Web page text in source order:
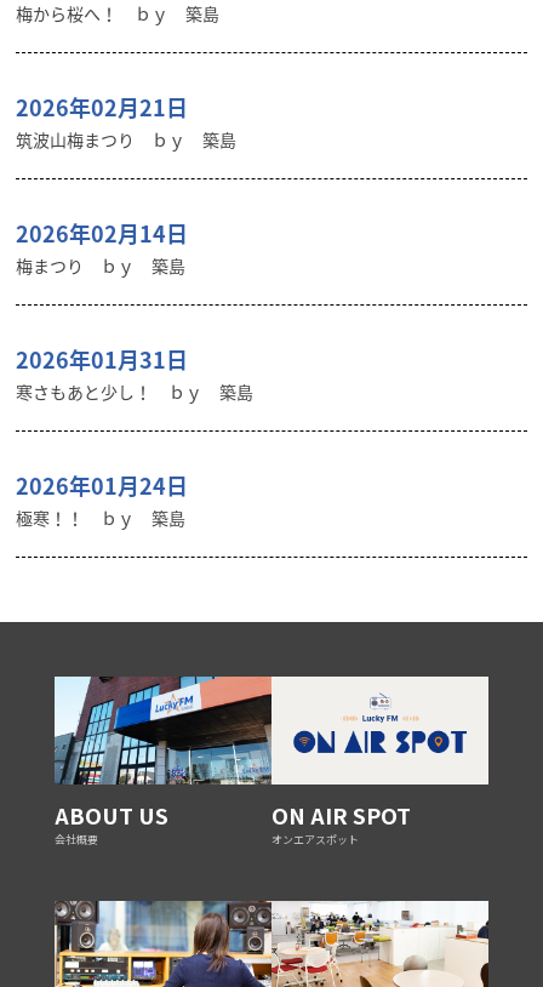
梅から桜へ！ ｂｙ 築島
2026年02月21日
筑波山梅まつり ｂｙ 築島
2026年02月14日
梅まつり ｂｙ 築島
2026年01月31日
寒さもあと少し！ ｂｙ 築島
2026年01月24日
極寒！！ ｂｙ 築島
ABOUT US
会社概要
ON AIR SPOT
オンエアスポット